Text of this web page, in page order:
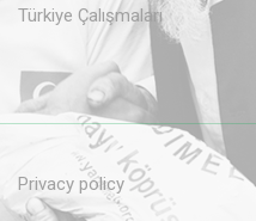
Türkiye Çalışmaları
Privacy policy